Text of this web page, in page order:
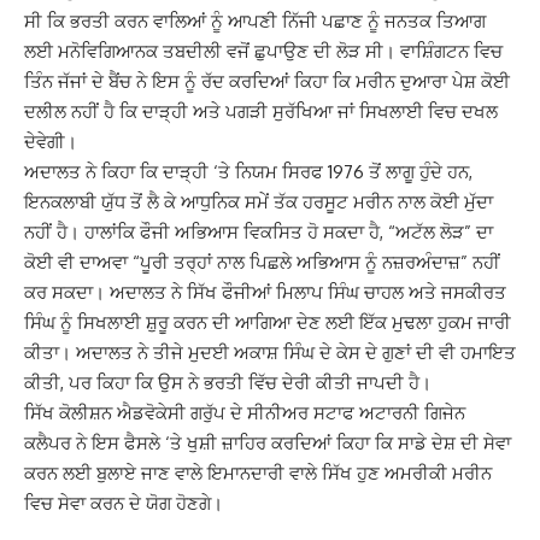
ਸੀ ਕਿ ਭਰਤੀ ਕਰਨ ਵਾਲਿਆਂ ਨੂੰ ਆਪਣੀ ਨਿੱਜੀ ਪਛਾਣ ਨੂੰ ਜਨਤਕ ਤਿਆਗ
ਲਈ ਮਨੋਵਿਗਿਆਨਕ ਤਬਦੀਲੀ ਵਜੋਂ ਛੁਪਾਉਣ ਦੀ ਲੋੜ ਸੀ। ਵਾਸ਼ਿੰਗਟਨ ਵਿਚ
ਤਿੰਨ ਜੱਜਾਂ ਦੇ ਬੈਂਚ ਨੇ ਇਸ ਨੂੰ ਰੱਦ ਕਰਦਿਆਂ ਕਿਹਾ ਕਿ ਮਰੀਨ ਦੁਆਰਾ ਪੇਸ਼ ਕੋਈ
ਦਲੀਲ ਨਹੀਂ ਹੈ ਕਿ ਦਾੜ੍ਹੀ ਅਤੇ ਪਗੜੀ ਸੁਰੱਖਿਆ ਜਾਂ ਸਿਖਲਾਈ ਵਿਚ ਦਖਲ
ਦੇਵੇਗੀ।
ਅਦਾਲਤ ਨੇ ਕਿਹਾ ਕਿ ਦਾੜ੍ਹੀ ‘ਤੇ ਨਿਯਮ ਸਿਰਫ 1976 ਤੋਂ ਲਾਗੂ ਹੁੰਦੇ ਹਨ,
ਇਨਕਲਾਬੀ ਯੁੱਧ ਤੋਂ ਲੈ ਕੇ ਆਧੁਨਿਕ ਸਮੇਂ ਤੱਕ ਹਰਸੂਟ ਮਰੀਨ ਨਾਲ ਕੋਈ ਮੁੱਦਾ
ਨਹੀਂ ਹੈ। ਹਾਲਾਂਕਿ ਫੌਜੀ ਅਭਿਆਸ ਵਿਕਸਿਤ ਹੋ ਸਕਦਾ ਹੈ, “ਅਟੱਲ ਲੋੜ” ਦਾ
ਕੋਈ ਵੀ ਦਾਅਵਾ “ਪੂਰੀ ਤਰ੍ਹਾਂ ਨਾਲ ਪਿਛਲੇ ਅਭਿਆਸ ਨੂੰ ਨਜ਼ਰਅੰਦਾਜ਼” ਨਹੀਂ
ਕਰ ਸਕਦਾ। ਅਦਾਲਤ ਨੇ ਸਿੱਖ ਫੌਜੀਆਂ ਮਿਲਾਪ ਸਿੰਘ ਚਾਹਲ ਅਤੇ ਜਸਕੀਰਤ
ਸਿੰਘ ਨੂੰ ਸਿਖਲਾਈ ਸ਼ੁਰੂ ਕਰਨ ਦੀ ਆਗਿਆ ਦੇਣ ਲਈ ਇੱਕ ਮੁਢਲਾ ਹੁਕਮ ਜਾਰੀ
ਕੀਤਾ। ਅਦਾਲਤ ਨੇ ਤੀਜੇ ਮੁਦਈ ਅਕਾਸ਼ ਸਿੰਘ ਦੇ ਕੇਸ ਦੇ ਗੁਣਾਂ ਦੀ ਵੀ ਹਮਾਇਤ
ਕੀਤੀ, ਪਰ ਕਿਹਾ ਕਿ ਉਸ ਨੇ ਭਰਤੀ ਵਿੱਚ ਦੇਰੀ ਕੀਤੀ ਜਾਪਦੀ ਹੈ।
ਸਿੱਖ ਕੋਲੀਸ਼ਨ ਐਡਵੋਕੇਸੀ ਗਰੁੱਪ ਦੇ ਸੀਨੀਅਰ ਸਟਾਫ ਅਟਾਰਨੀ ਗਿਜੇਨ
ਕਲੈਪਰ ਨੇ ਇਸ ਫੈਸਲੇ ‘ਤੇ ਖੁਸ਼ੀ ਜ਼ਾਹਿਰ ਕਰਦਿਆਂ ਕਿਹਾ ਕਿ ਸਾਡੇ ਦੇਸ਼ ਦੀ ਸੇਵਾ
ਕਰਨ ਲਈ ਬੁਲਾਏ ਜਾਣ ਵਾਲੇ ਇਮਾਨਦਾਰੀ ਵਾਲੇ ਸਿੱਖ ਹੁਣ ਅਮਰੀਕੀ ਮਰੀਨ
ਵਿਚ ਸੇਵਾ ਕਰਨ ਦੇ ਯੋਗ ਹੋਣਗੇ।